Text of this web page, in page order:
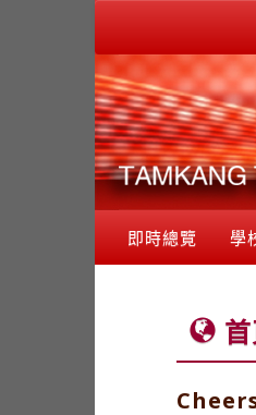
即時總覽 學